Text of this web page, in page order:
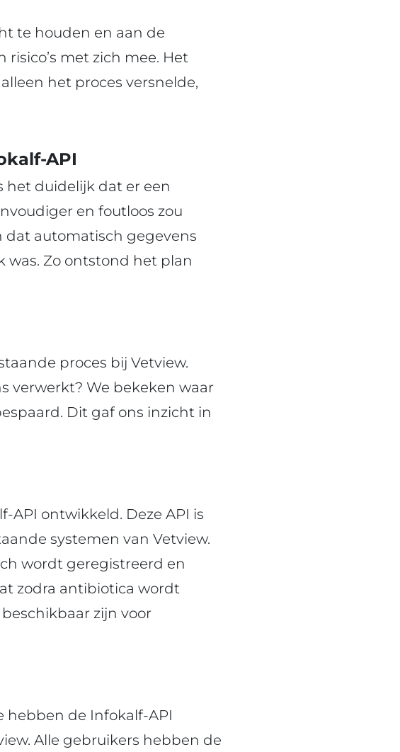
te houden en aan de
met zich mee. Het
het proces versnelde,
API
het duidelijk dat er een
en foutloos zou
dat automatisch gegevens
Zo ontstond het plan
proces bij Vetview.
verwerkt? We bekeken waar
Dit gaf ons inzicht in
API ontwikkeld. Deze API is
systemen van Vetview.
wordt geregistreerd en
zodra antibiotica wordt
zijn voor
hebben de Infokalf-API
Alle gebruikers hebben de